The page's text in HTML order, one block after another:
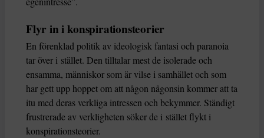
Flyr in i konspirationsteorier
En förenklad politik av ideologisk fantasi och paranoia
tar över i stället. Den tilltalar mest de isolerade och
ensamma, människor som är vilse i samhället och som
har gett upp hoppet om att någon någonsin kommer att ta
itu med deras verkliga intressen och bekymmer. Ständigt
frustrerade av verkligheten söker de i stället flykt i
konspirationsteorier.